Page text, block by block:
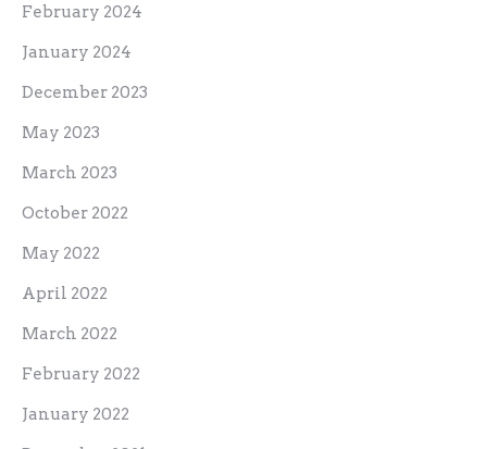
February 2024
January 2024
December 2023
May 2023
March 2023
October 2022
May 2022
April 2022
March 2022
February 2022
January 2022